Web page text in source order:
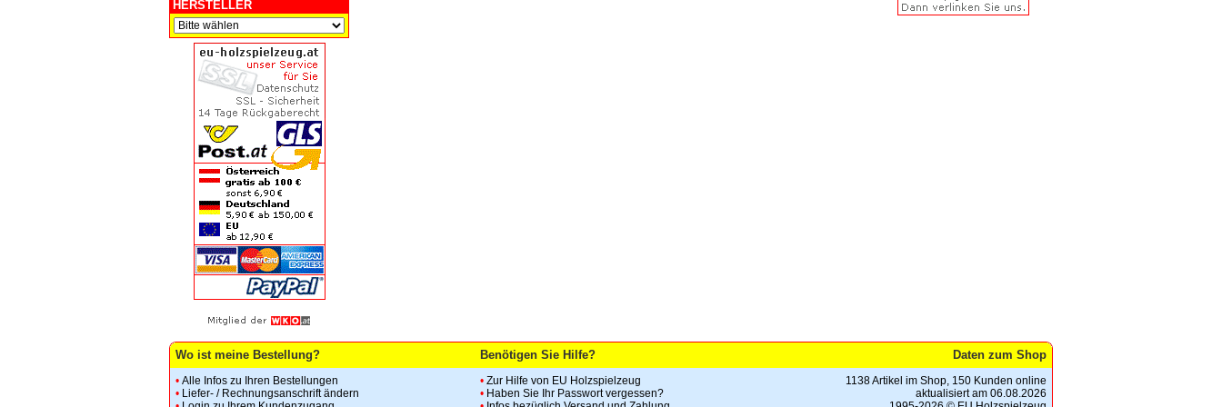
HERSTELLER
Wo ist meine Bestellung? Benötigen Sie Hilfe? Daten zum Shop
• Alle Infos zu Ihren Bestellungen
• Liefer- / Rechnungsanschrift ändern
• Zur Hilfe von EU Holzspielzeug
• Haben Sie Ihr Passwort vergessen?
1138 Artikel im Shop, 150 Kunden online
aktualisiert am 06.08.2026